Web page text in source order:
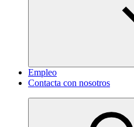
Empleo
Contacta con nosotros